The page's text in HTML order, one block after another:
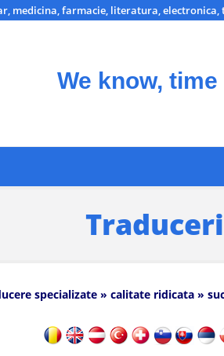
medicina, farmacie, literatura,
We know,
specializate » calitate ridicata »